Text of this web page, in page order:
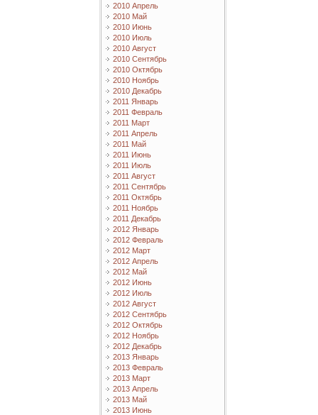
2010 Апрель
2010 Май
2010 Июнь
2010 Июль
2010 Август
2010 Сентябрь
2010 Октябрь
2010 Ноябрь
2010 Декабрь
2011 Январь
2011 Февраль
2011 Март
2011 Апрель
2011 Май
2011 Июнь
2011 Июль
2011 Август
2011 Сентябрь
2011 Октябрь
2011 Ноябрь
2011 Декабрь
2012 Январь
2012 Февраль
2012 Март
2012 Апрель
2012 Май
2012 Июнь
2012 Июль
2012 Август
2012 Сентябрь
2012 Октябрь
2012 Ноябрь
2012 Декабрь
2013 Январь
2013 Февраль
2013 Март
2013 Апрель
2013 Май
2013 Июнь